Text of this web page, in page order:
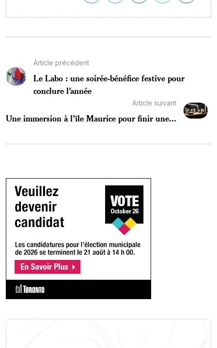
Article précédent
Le Labo : une soirée-bénéfice festive pour
conclure l’année
Article suivant
Une immersion à l’île Maurice pour finir une...